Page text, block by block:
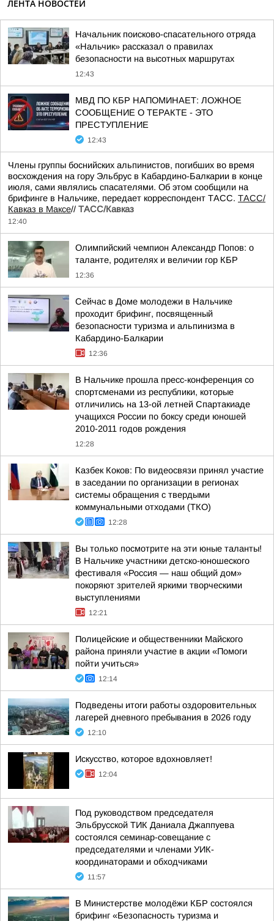
ЛЕНТА НОВОСТЕЙ
Начальник поисково-спасательного отряда
«Нальчик» рассказал о правилах
безопасности на высотных маршрутах
12:43
МВД ПО КБР НАПОМИНАЕТ: ЛОЖНОЕ
СООБЩЕНИЕ О ТЕРАКТЕ - ЭТО
ПРЕСТУПЛЕНИЕ
12:43
Члены группы боснийских альпинистов, погибших во время
восхождения на гору Эльбрус в Кабардино-Балкарии в конце
июля, сами являлись спасателями. Об этом сообщили на
брифинге в Нальчике, передает корреспондент ТАСС. ТАСС/
Кавказ в Максе// ТАСС/Кавказ
12:40
Олимпийский чемпион Александр Попов: о
таланте, родителях и величии гор КБР
12:36
Сейчас в Доме молодежи в Нальчике
проходит брифинг, посвященный
безопасности туризма и альпинизма в
Кабардино-Балкарии
12:36
В Нальчике прошла пресс-конференция со
спортсменами из республики, которые
отличились на 13-ой летней Спартакиаде
учащихся России по боксу среди юношей
2010-2011 годов рождения
12:28
Казбек Коков: По видеосвязи принял участие
в заседании по организации в регионах
системы обращения с твердыми
коммунальными отходами (ТКО)
12:28
Вы только посмотрите на эти юные таланты!
В Нальчике участники детско-юношеского
фестиваля «Россия — наш общий дом»
покоряют зрителей яркими творческими
выступлениями
12:21
Полицейские и общественники Майского
района приняли участие в акции «Помоги
пойти учиться»
12:14
Подведены итоги работы оздоровительных
лагерей дневного пребывания в 2026 году
12:10
Искусство, которое вдохновляет!
12:04
Под руководством председателя
Эльбрусской ТИК Даниала Джаппуева
состоялся семинар-совещание с
председателями и членами УИК-
координаторами и обходчиками
11:57
В Министерстве молодёжи КБР состоялся
брифинг «Безопасность туризма и